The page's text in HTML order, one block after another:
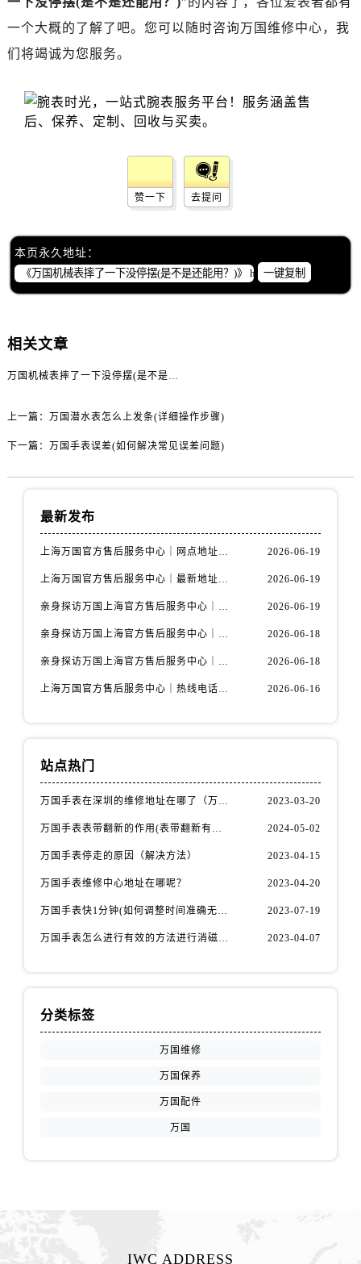
一个大概的了解了吧。您可以随时咨询万国维修中心，我
们将竭诚为您服务。
赞一下 去提问
本页永久地址：
一键复制
相关文章
上一篇： 万国潜水表怎么上发条(详细操作步骤)
下一篇： 万国手表误差(如何解决常见误差问题)
最新发布
2026-06-19
2026-06-19
2026-06-19
2026-06-18
2026-06-18
2026-06-16
站点热门
2023-03-20
2024-05-02
万国手表停走的原因（解决方法） 2023-04-15
万国手表维修中心地址在哪呢？ 2023-04-20
2023-07-19
2023-04-07
分类标签
万国维修
万国保养
万国配件
万国
IWC ADDRESS